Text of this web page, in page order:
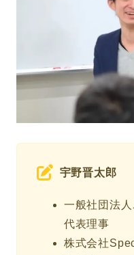
宇野晋太郎
一般社団法
代表理事
株式会社